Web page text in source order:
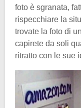
foto è sgranata,
rispecchiare la
trovate la foto di
capirete da soli
ritratto con le sue